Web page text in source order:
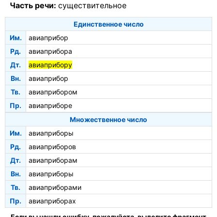
Часть речи: существительное
Единственное число
Им.
авиаприбор
Рд.
авиаприбора
Дт.
авиаприбору
Вн.
авиаприбор
Тв.
авиаприбором
Пр.
авиаприборе
Множественное число
Им.
авиаприборы
Рд.
авиаприборов
Дт.
авиаприборам
Вн.
авиаприборы
Тв.
авиаприборами
Пр.
авиаприборах